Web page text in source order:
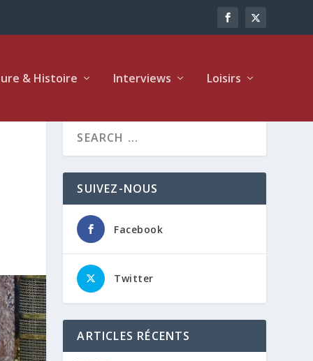
& Histoire Interviews Loisirs
SUIVEZ-NOUS
Facebook
Twitter
ARTICLES RÉCENTS